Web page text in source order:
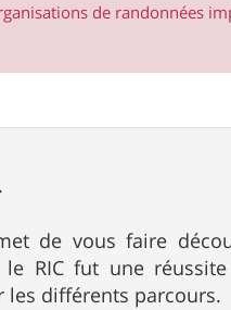
de randonnées
de vous faire
RIC fut une
les différents parcours.